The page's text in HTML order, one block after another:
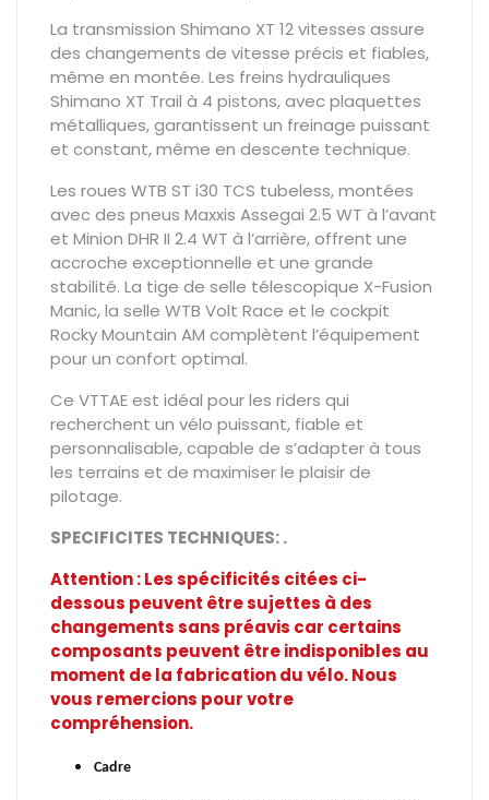
La transmission Shimano XT 12 vitesses assure
des changements de vitesse précis et fiables,
même en montée. Les freins hydrauliques
Shimano XT Trail à 4 pistons, avec plaquettes
métalliques, garantissent un freinage puissant
et constant, même en descente technique.
Les roues WTB ST i30 TCS tubeless, montées
avec des pneus Maxxis Assegai 2.5 WT à l’avant
et Minion DHR II 2.4 WT à l’arrière, offrent une
accroche exceptionnelle et une grande
stabilité. La tige de selle télescopique X-Fusion
Manic, la selle WTB Volt Race et le cockpit
Rocky Mountain AM complètent l’équipement
pour un confort optimal.
Ce VTTAE est idéal pour les riders qui
recherchent un vélo puissant, fiable et
personnalisable, capable de s’adapter à tous
les terrains et de maximiser le plaisir de
pilotage.
SPECIFICITES TECHNIQUES: .
Attention : Les spécificités citées ci-
dessous peuvent être sujettes à des
changements sans préavis car certains
composants peuvent être indisponibles au
moment de la fabrication du vélo. Nous
vous remercions pour votre
compréhension.
Cadre